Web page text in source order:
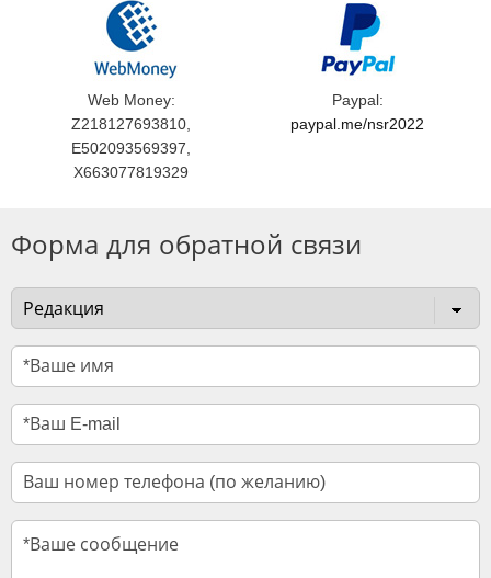
Web Money:
Z218127693810,
E502093569397,
X663077819329
Paypal:
paypal.me/nsr2022
Форма для обратной связи